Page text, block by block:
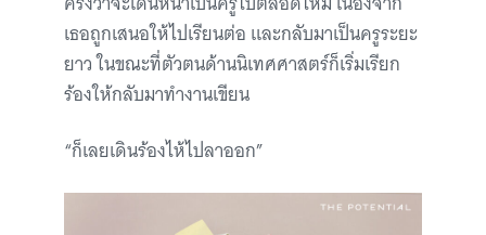
เธอถูกเสนอให้ไปเรียนต่อ และกลับมาเป็นครูระยะ
ยาว ในขณะที่ตัวตนด้านนิเทศศาสตร์ก็เริ่มเรียก
ร้องให้กลับมาทำงานเขียน
“ก็เลยเดินร้องไห้ไปลาออก”